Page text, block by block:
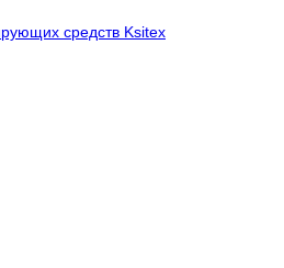
средств Ksitex